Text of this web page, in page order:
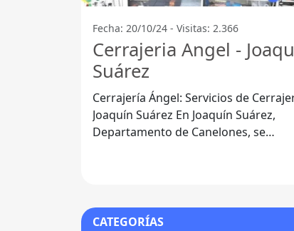
Fecha: 20/10/24 - Visitas: 2.366
Cerrajeria Angel -
Suárez
Cerrajería Ángel: Servicios de
Joaquín Suárez En Joaquín Suárez,
Departamento de Canelones, se
CATEGORÍAS